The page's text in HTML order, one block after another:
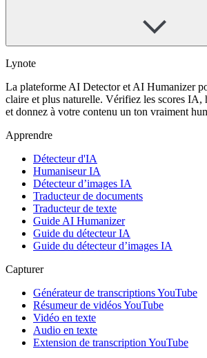
Lynote
La plateforme AI Detector et AI Humanizer
claire et plus naturelle. Vérifiez les scores IA,
et donnez à votre contenu un ton vraiment
Apprendre
Détecteur d'IA
Humaniseur IA
Détecteur d’images IA
Traducteur de documents
Traducteur de texte
Guide AI Humanizer
Guide du détecteur IA
Guide du détecteur d’images IA
Capturer
Générateur de transcriptions YouTube
Résumeur de vidéos YouTube
Vidéo en texte
Audio en texte
Extension de transcription YouTube